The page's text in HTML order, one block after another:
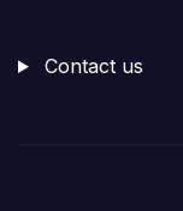
Contact us